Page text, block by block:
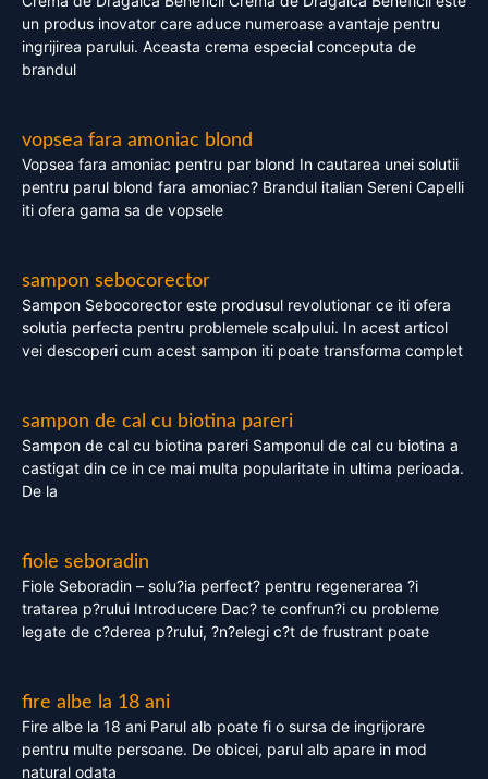
un produs inovator care aduce numeroase avantaje pentru
ingrijirea parului. Aceasta crema especial conceputa de
brandul
vopsea fara amoniac blond
Vopsea fara amoniac pentru par blond In cautarea unei solutii
pentru parul blond fara amoniac? Brandul italian Sereni Capelli
iti ofera gama sa de vopsele
sampon sebocorector
Sampon Sebocorector este produsul revolutionar ce iti ofera
solutia perfecta pentru problemele scalpului. In acest articol
vei descoperi cum acest sampon iti poate transforma complet
sampon de cal cu biotina pareri
Sampon de cal cu biotina pareri Samponul de cal cu biotina a
castigat din ce in ce mai multa popularitate in ultima perioada.
De la
fiole seboradin
Fiole Seboradin – solu?ia perfect? pentru regenerarea ?i
tratarea p?rului Introducere Dac? te confrun?i cu probleme
legate de c?derea p?rului, ?n?elegi c?t de frustrant poate
fire albe la 18 ani
Fire albe la 18 ani Parul alb poate fi o sursa de ingrijorare
pentru multe persoane. De obicei, parul alb apare in mod
natural odata